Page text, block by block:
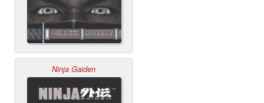
Ninja Gaiden